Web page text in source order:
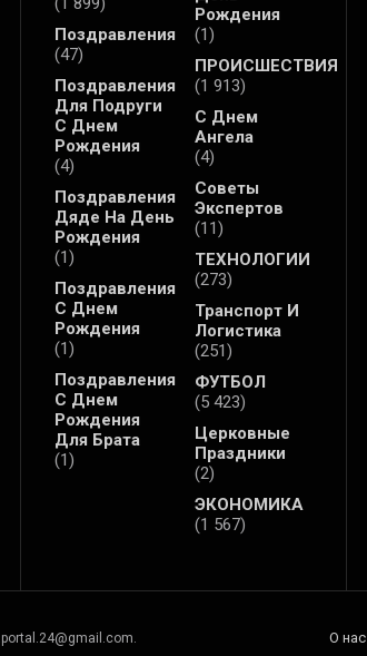
Поздравления
(47)
Поздравления
Для Подруги
С Днем
Рождения
(4)
Поздравления
Дяде На День
Рождения
(1)
Поздравления
С Днем
Рождения
(1)
Поздравления
С Днем
Рождения
Для Брата
(1)
Рождения
(1)
ПРОИСШЕСТВИЯ
(1 913)
С Днем
Ангела
(4)
Советы
Экспертов
(11)
ТЕХНОЛОГИИ
(273)
Транспорт И
Логистика
(251)
ФУТБОЛ
(5 423)
Церковные
Праздники
(2)
ЭКОНОМИКА
(1 567)
О нас